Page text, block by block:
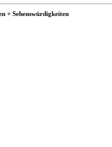
+ Sehenswürdigkeiten